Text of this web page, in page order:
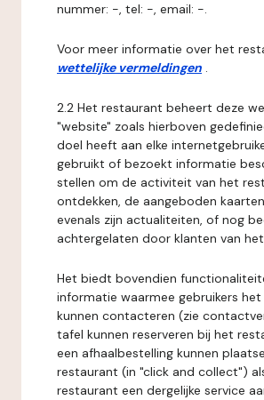
nummer: -, tel: -, email: -.
Voor meer informatie over het
wettelijke vermeldingen .
2.2 Het restaurant beheert deze
"website" zoals hierboven
doel heeft aan elke
gebruikt of bezoekt informatie
stellen om de activiteit van het
ontdekken, de aangeboden
evenals zijn actualiteiten, of nog
achtergelaten door klanten van
Het biedt bovendien
informatie waarmee gebruikers
kunnen contacteren (zie
tafel kunnen reserveren bij het
een afhaalbestelling kunnen
restaurant (in "click and collect")
restaurant een dergelijke service